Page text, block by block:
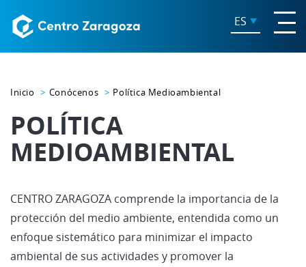
ES
Inicio Conócenos Política Medioambiental
POLÍTICA
MEDIOAMBIENTAL
CENTRO ZARAGOZA comprende la importancia de la
protección del medio ambiente, entendida como un
enfoque sistemático para minimizar el impacto
ambiental de sus actividades y promover la